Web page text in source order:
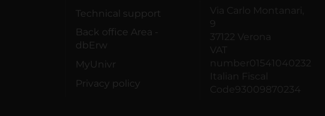
Technical support
Back office Area -
dbErw
MyUnivr
Privacy policy
Via Carlo Montanari,
9
37122 Verona
VAT
number01541040232
Italian Fiscal
Code93009870234